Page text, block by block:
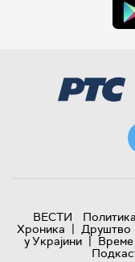
ВЕСТИ Политика
Хроника | Друштво
у Украјини | Време